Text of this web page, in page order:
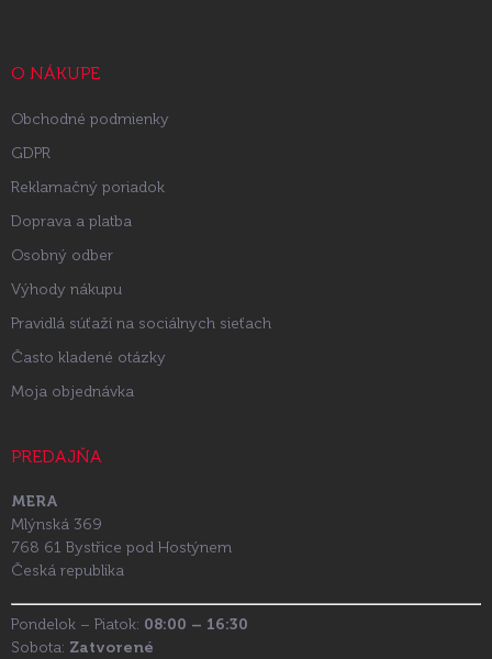
O NÁKUPE
Obchodné podmienky
GDPR
Reklamačný poriadok
Doprava a platba
Osobný odber
Výhody nákupu
Pravidlá súťaží na sociálnych sieťach
Často kladené otázky
Moja objednávka
PREDAJŇA
MERA
Mlýnská 369
768 61 Bystřice pod Hostýnem
Česká republika
Pondelok – Piatok: 08:00 – 16:30
Sobota: Zatvorené